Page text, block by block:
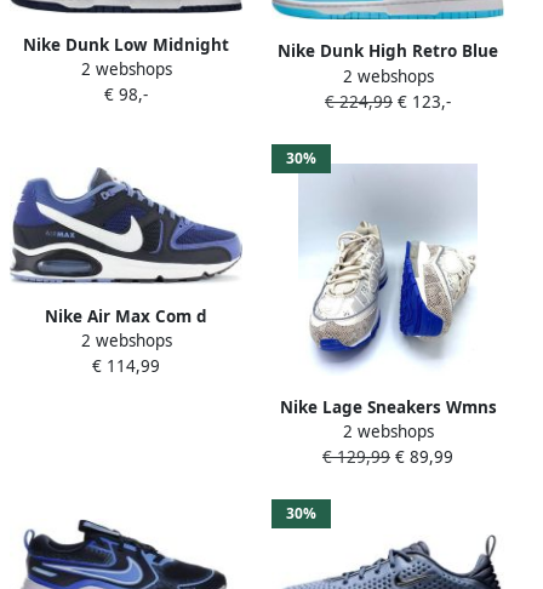
Nike Dunk Low Midnight
Navy Summit White White
Light Smoke Grey- Midnight
2 webshops
€ 98,-
Nike Dunk High Retro Blue
Chill DD1399-401 BLAUW
Schoenen
2 webshops
€ 224,99 € 123,-
Nike Air Max Com d
Sneakers Schoenen
Sportschoenen Blauw
2 webshops
€ 114,99
30%
Nike Lage Sneakers Wmns
Air Max 98 Premium
Snakeskin Camo
2 webshops
€ 129,99 € 89,99
30%